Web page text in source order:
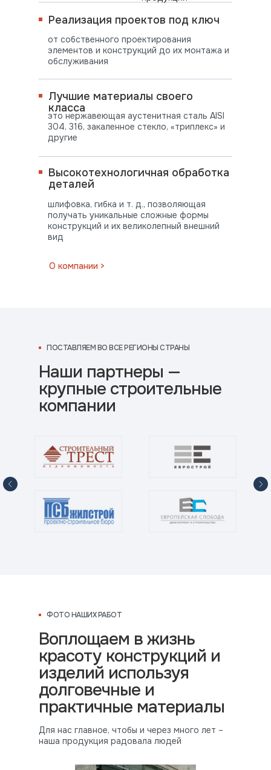
это нержавеющая аустенитная сталь AISI
304, 316, закаленное стекло, «триплекс» и
другие
шлифовка, гибка и т. д., позволяющая
получать уникальные сложные формы
конструкций и их великолепный внешний
вид
О компании >
от собственного проектирования
элементов и конструкций до их монтажа и
обслуживания
Лучшие материалы своего
класса
Высокотехнологичная обработка
деталей
Реализация проектов под ключ
Наши партнеры —
крупные строительные
компании
ВО ВСЕ РЕГИОНЫ СТРАНЫ
ПОСТАВЛЯЕМ ВО ВСЕ РЕГИОНЫ СТРАНЫ
Для нас главное, чтобы и через много лет –
наша продукция радовала людей
Воплощаем в жизнь
красоту конструкций и
изделий используя
долговечные и
практичные материалы
ФОТО НАШИХ РАБОТ